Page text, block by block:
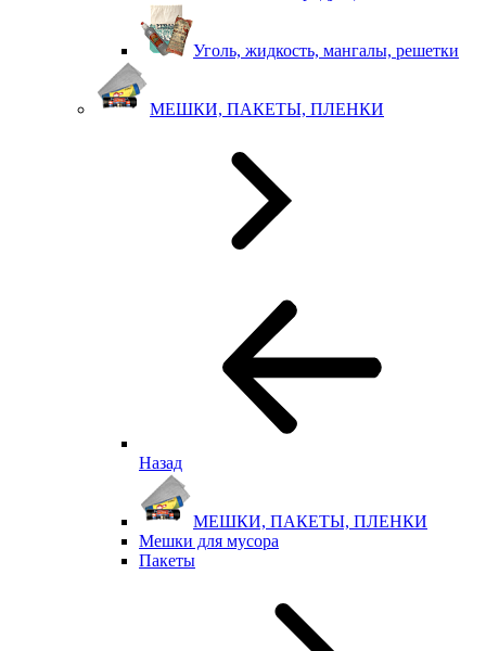
Уголь, жидкость, мангалы, решетки
МЕШКИ, ПАКЕТЫ, ПЛЕНКИ
Назад
МЕШКИ, ПАКЕТЫ, ПЛЕНКИ
Мешки для мусора
Пакеты